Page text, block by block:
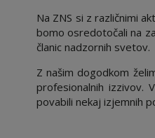
Na ZNS si z različnimi
bomo osredotočali na
članic nadzornih svetov.
Z našim dogodkom
profesionalnih izzivov.
povabili nekaj izjemnih